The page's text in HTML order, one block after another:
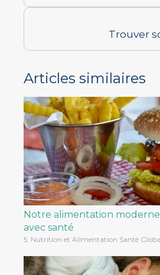
Trouver
Articles similaires
Notre alimentation
avec santé
5. Nutrition et Alimentation Santé